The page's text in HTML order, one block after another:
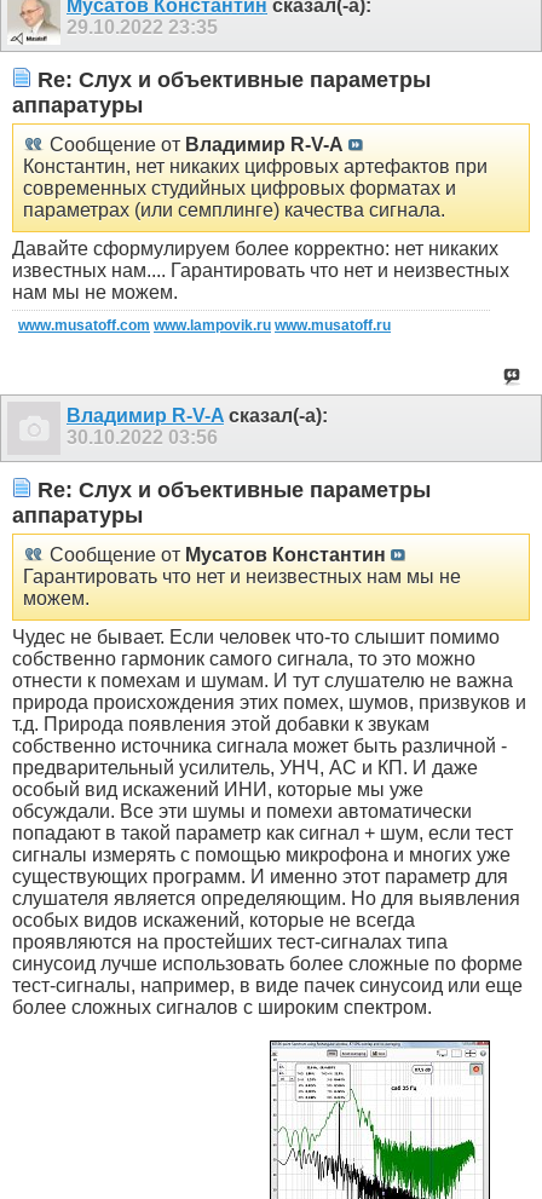
Мусатов Константин сказал(-а):
29.10.2022 23:35
Re: Слух и объективные параметры
аппаратуры
Сообщение от Владимир R-V-A
Константин, нет никаких цифровых артефактов при
современных студийных цифровых форматах и
параметрах (или семплинге) качества сигнала.
Давайте сформулируем более корректно: нет никаких
известных нам.... Гарантировать что нет и неизвестных
нам мы не можем.
www.musatoff.com www.lampovik.ru www.musatoff.ru
Владимир R-V-A сказал(-а):
30.10.2022 03:56
Re: Слух и объективные параметры
аппаратуры
Сообщение от Мусатов Константин
Гарантировать что нет и неизвестных нам мы не
можем.
Чудес не бывает. Если человек что-то слышит помимо
собственно гармоник самого сигнала, то это можно
отнести к помехам и шумам. И тут слушателю не важна
природа происхождения этих помех, шумов, призвуков и
т.д. Природа появления этой добавки к звукам
собственно источника сигнала может быть различной -
предварительный усилитель, УНЧ, АС и КП. И даже
особый вид искажений ИНИ, которые мы уже
обсуждали. Все эти шумы и помехи автоматически
попадают в такой параметр как сигнал + шум, если тест
сигналы измерять с помощью микрофона и многих уже
существующих программ. И именно этот параметр для
слушателя является определяющим. Но для выявления
особых видов искажений, которые не всегда
проявляются на простейших тест-сигналах типа
синусоид лучше использовать более сложные по форме
тест-сигналы, например, в виде пачек синусоид или еще
более сложных сигналов с широким спектром.